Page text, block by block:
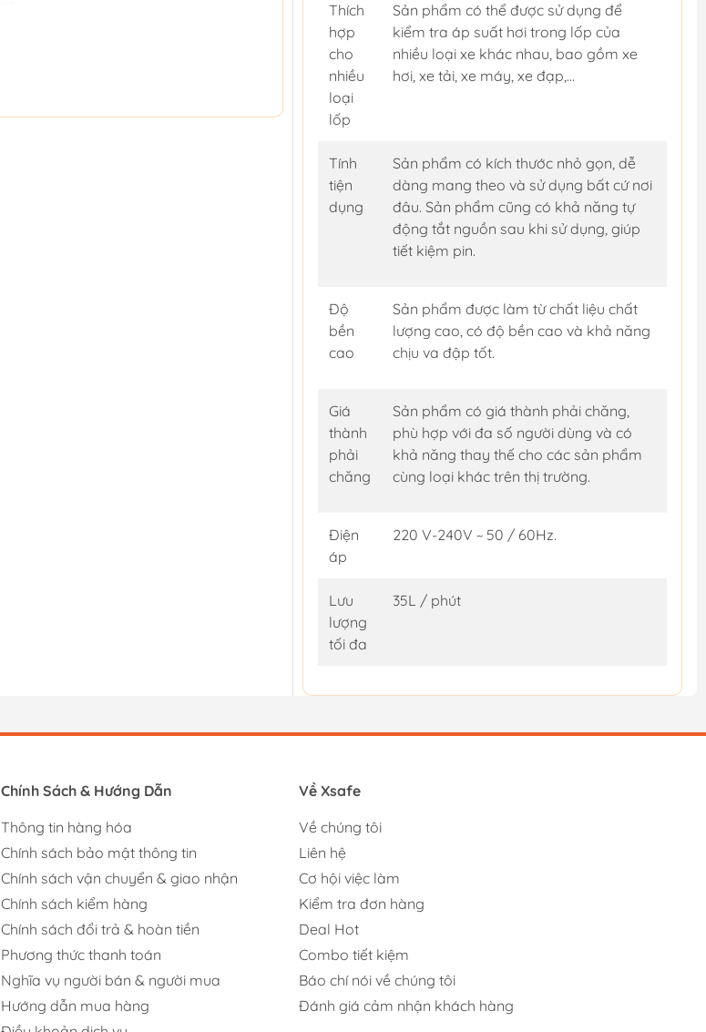
Thích
hợp
cho
nhiều
loại
lốp
Sản phẩm có thể được sử dụng để
kiểm tra áp suất hơi trong lốp của
nhiều loại xe khác nhau, bao gồm xe
hơi, xe tải, xe máy, xe đạp,...
Tính
tiện
dụng
Sản phẩm có kích thước nhỏ gọn, dễ
dàng mang theo và sử dụng bất cứ nơi
đâu. Sản phẩm cũng có khả năng tự
động tắt nguồn sau khi sử dụng, giúp
tiết kiệm pin.
Độ
bền
cao
Sản phẩm được làm từ chất liệu chất
lượng cao, có độ bền cao và khả năng
chịu va đập tốt.
Giá
thành
phải
chăng
Sản phẩm có giá thành phải chăng,
phù hợp với đa số người dùng và có
khả năng thay thế cho các sản phẩm
cùng loại khác trên thị trường.
Điện
áp
220 V-240V ~ 50 / 60Hz.
Lưu
lượng
tối đa
35L / phút
Chính Sách & Hướng Dẫn
Thông tin hàng hóa
Chính sách bảo mật thông tin
Chính sách vận chuyển & giao nhận
Chính sách kiểm hàng
Chính sách đổi trả & hoàn tiền
Phương thức thanh toán
Nghĩa vụ người bán & người mua
Hướng dẫn mua hàng
Về Xsafe
Về chúng tôi
Liên hệ
Cơ hội việc làm
Kiểm tra đơn hàng
Deal Hot
Combo tiết kiệm
Báo chí nói về chúng tôi
Đánh giá cảm nhận khách hàng